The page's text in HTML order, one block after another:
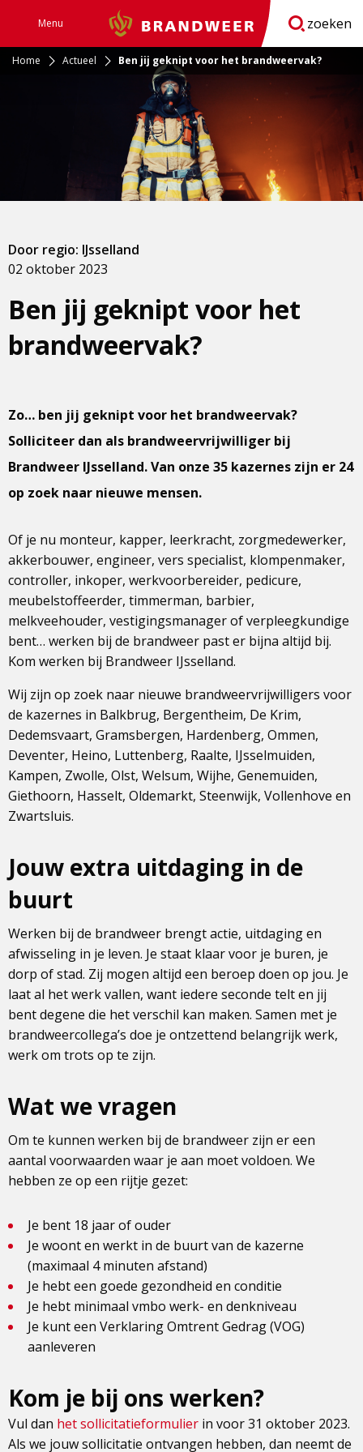
Menu Brandweer zoeken
Home Actueel Ben jij geknipt voor het brandweervak?
Ben jij geknipt voor het
brandweervak?
02 oktober 2023
Door regio: IJsselland
Zo… ben jij geknipt voor het brandweervak?
Solliciteer dan als brandweervrijwilliger bij
Brandweer IJsselland. Van onze 35 kazernes zijn er 24
op zoek naar nieuwe mensen.
Of je nu monteur, kapper, leerkracht, zorgmedewerker,
akkerbouwer, engineer, vers specialist, klompenmaker,
controller, inkoper, werkvoorbereider, pedicure,
meubelstoffeerder, timmerman, barbier,
melkveehouder, vestigingsmanager of verpleegkundige
bent… werken bij de brandweer past er bijna altijd bij.
Kom werken bij Brandweer IJsselland.
Wij zijn op zoek naar nieuwe brandweervrijwilligers voor
de kazernes in Balkbrug, Bergentheim, De Krim,
Dedemsvaart, Gramsbergen, Hardenberg, Ommen,
Deventer, Heino, Luttenberg, Raalte, IJsselmuiden,
Kampen, Zwolle, Olst, Welsum, Wijhe, Genemuiden,
Giethoorn, Hasselt, Oldemarkt, Steenwijk, Vollenhove en
Zwartsluis.
Jouw extra uitdaging in de
buurt
Werken bij de brandweer brengt actie, uitdaging en
afwisseling in je leven. Je staat klaar voor je buren, je
dorp of stad. Zij mogen altijd een beroep doen op jou. Je
laat al het werk vallen, want iedere seconde telt en jij
bent degene die het verschil kan maken. Samen met je
brandweercollega’s doe je ontzettend belangrijk werk,
werk om trots op te zijn.
Wat we vragen
Om te kunnen werken bij de brandweer zijn er een
aantal voorwaarden waar je aan moet voldoen. We
hebben ze op een rijtje gezet:
Je bent 18 jaar of ouder
Je woont en werkt in de buurt van de kazerne
(maximaal 4 minuten afstand)
Je hebt een goede gezondheid en conditie
Je hebt minimaal vmbo werk- en denkniveau
Je kunt een Verklaring Omtrent Gedrag (VOG)
aanleveren
Kom je bij ons werken?
Vul dan het sollicitatieformulier in voor 31 oktober 2023.
Als we jouw sollicitatie ontvangen hebben, dan neemt de